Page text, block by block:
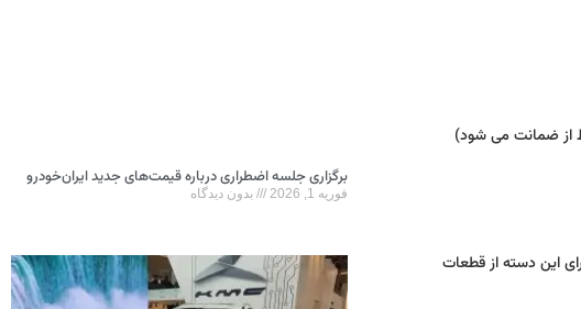
از ضمانت می شود)
این دسته از قطعات
برگزاری جلسه اضطراری درباره قیمت‌های جدید ایران‌خودرو
فوریه 1, 2026 بدون دیدگاه